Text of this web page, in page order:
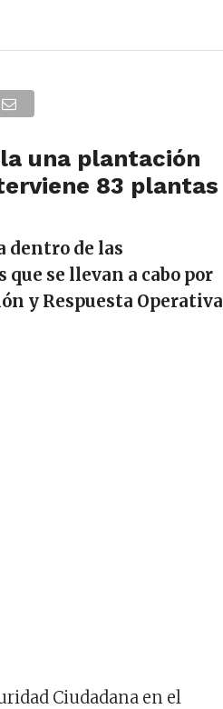
una plantación
83 plantas
dentro de las
se llevan a cabo por
y Respuesta Operativa
Ciudadana en el